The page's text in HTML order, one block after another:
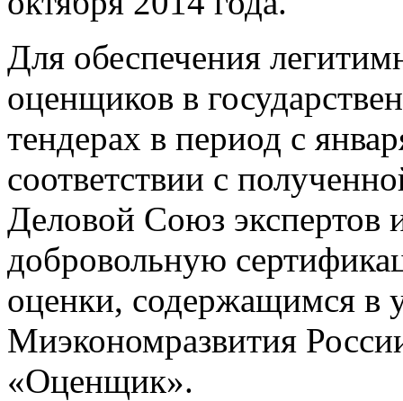
Для обеспечения
оценщиков в
тендерах в период с
соответствии с
Деловой Союз экспертов
добровольную
оценки, содержащимся в
Миэкономразвития
«Оценщик».